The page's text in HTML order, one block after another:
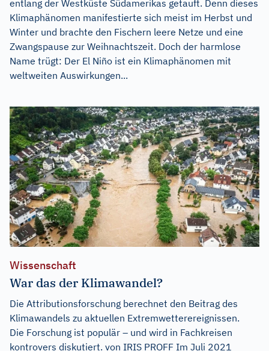
entlang der Westküste Südamerikas getauft. Denn dieses
Klimaphänomen manifestierte sich meist im Herbst und
Winter und brachte den Fischern leere Netze und eine
Zwangspause zur Weihnachtszeit. Doch der harmlose
Name trügt: Der El Niño ist ein Klimaphänomen mit
weltweiten Auswirkungen...
Wissenschaft
War das der Klimawandel?
Die Attributionsforschung berechnet den Beitrag des
Klimawandels zu aktuellen Extremwetterereignissen.
Die Forschung ist populär – und wird in Fachkreisen
kontrovers diskutiert. von IRIS PROFF Im Juli 2021